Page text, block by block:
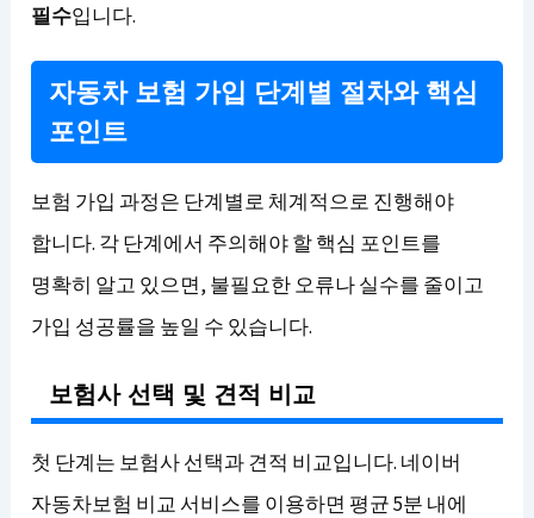
필수입니다.
자동차 보험 가입 단계별 절차와 핵심
포인트
보험 가입 과정은 단계별로 체계적으로 진행해야
합니다. 각 단계에서 주의해야 할 핵심 포인트를
명확히 알고 있으면, 불필요한 오류나 실수를 줄이고
가입 성공률을 높일 수 있습니다.
보험사 선택 및 견적 비교
첫 단계는 보험사 선택과 견적 비교입니다. 네이버
자동차보험 비교 서비스를 이용하면 평균 5분 내에